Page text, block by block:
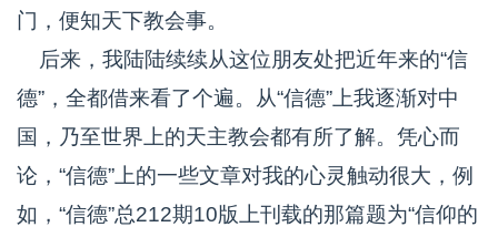
门，便知天下教会事。
后来，我陆陆续续从这位朋友处把近年来的“信
德”，全都借来看了个遍。从“信德”上我逐渐对中
国，乃至世界上的天主教会都有所了解。凭心而
论，“信德”上的一些文章对我的心灵触动很大，例
如，“信德”总212期10版上刊载的那篇题为“信仰的